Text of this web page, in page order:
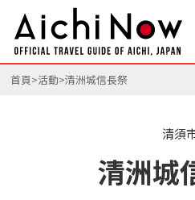
首頁 活動 清洲城信長祭
清須
清洲城